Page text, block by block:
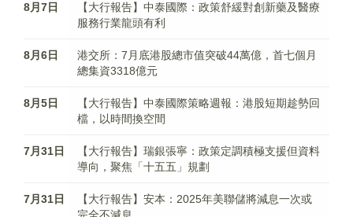
8月7日
【大行報告】中泰國際：政策舒緩對創新藥及醫療
服務行業龍頭有利
8月6日
港交所：7月底港股總市值突破44萬億，首七個月
總集資3318億元
8月5日
【大行報告】中泰國際策略週報：港股短期趁勢回
檔，以時間換空間
7月31日
【大行報告】瑞銀張寧：政策定調積極支援但資料
導向，聚焦「十五五」規劃
7月31日
【大行報告】安本：2025年美聯儲將減息一次或